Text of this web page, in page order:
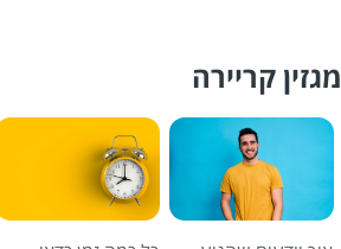
מגזין קריירה